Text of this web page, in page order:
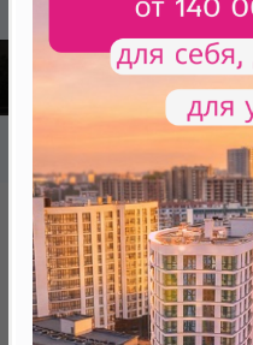
База новостроек
30.12 «Квебек», квартал
30.12
"Северная
нет в продаже